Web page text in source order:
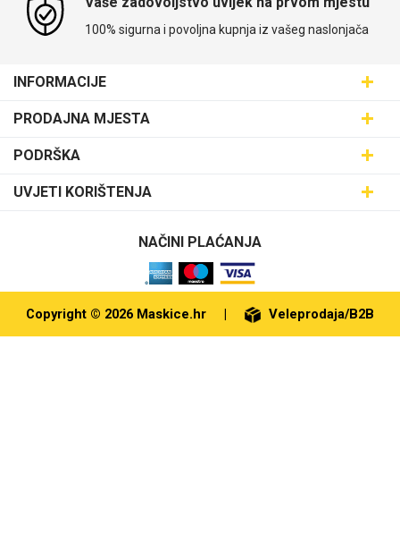
100% sigurna i povoljna kupnja iz vašeg naslonjača
INFORMACIJE
SVIJET MASKICA d.o.o.
Aleja javora 13, 10000 Zagreb
prodaja@maskice.hr
PRODAJNA MJESTA
Poslovnica Trešnjevka
Poslovnica Velika Gorica
Poslovnica Ilica
Poslovnica Križevci
PODRŠKA
Dostava
Karijera u maskice.hr
Kontakt
UVJETI KORIŠTENJA
Obrazac za jednostrani raskid ugovora
Pravne napomene
Zaštita privatnosti
NAČINI PLAĆANJA
Copyright © 2026 Maskice.hr Veleprodaja/B2B